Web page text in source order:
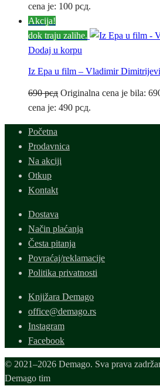
cena je: 100 рсд.
Akcija!
dok traju zalihe.
Dodaj u korpu
Iz Epa u film – Vladimir
690рсд Originalna cena je bila:
cena je: 490 рсд.
Početna
Prodavnica
Na akciji
Otkup
Kontakt
Dostava
Način plaćanja
Česta pitanja
Povraćaj/reklamacije
Politika privatnosti
Knjižara Demago
office@demago.rs
Instagram
Facebook
© 2021–2026 Demago. Sva prava
Demago tim